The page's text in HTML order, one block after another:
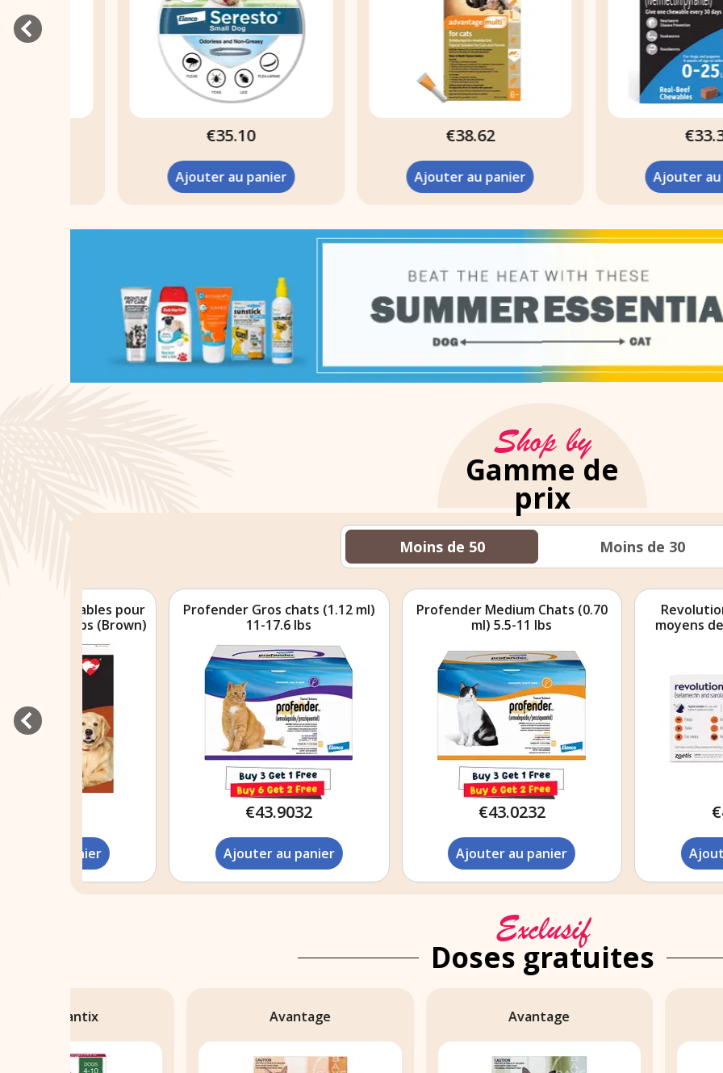
€35.10
Ajouter au panier
€38.62
Ajouter au panier
€33.34
Ajouter au panier
Shop by
Gamme de
prix
Moins de 50 Moins de 30
Profender Gros chats (1.12 ml)
Ajouter au panier
Profender Medium Chats (0.70
Ajouter au panier
Revolution Plus pour
moyens de 2,5 à 5 kg
Ajouter au panier
Exclusif
Doses gratuites